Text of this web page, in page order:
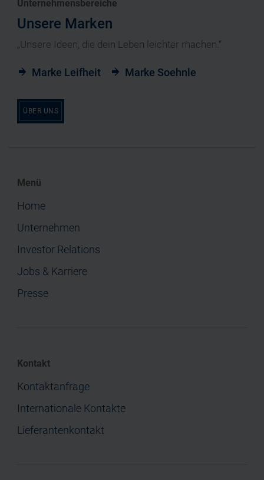
Unternehmensbereiche
Unsere Marken
„Unsere Ideen, die dein Leben leichter machen.“
Marke Leifheit Marke Soehnle
ÜBER UNS
Menü
Home
Unternehmen
Investor Relations
Jobs & Karriere
Presse
Kontakt
Kontaktanfrage
Internationale Kontakte
Lieferantenkontakt